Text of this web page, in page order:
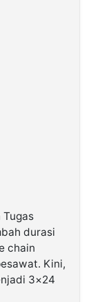
durasi
chain
Kini,
3×24